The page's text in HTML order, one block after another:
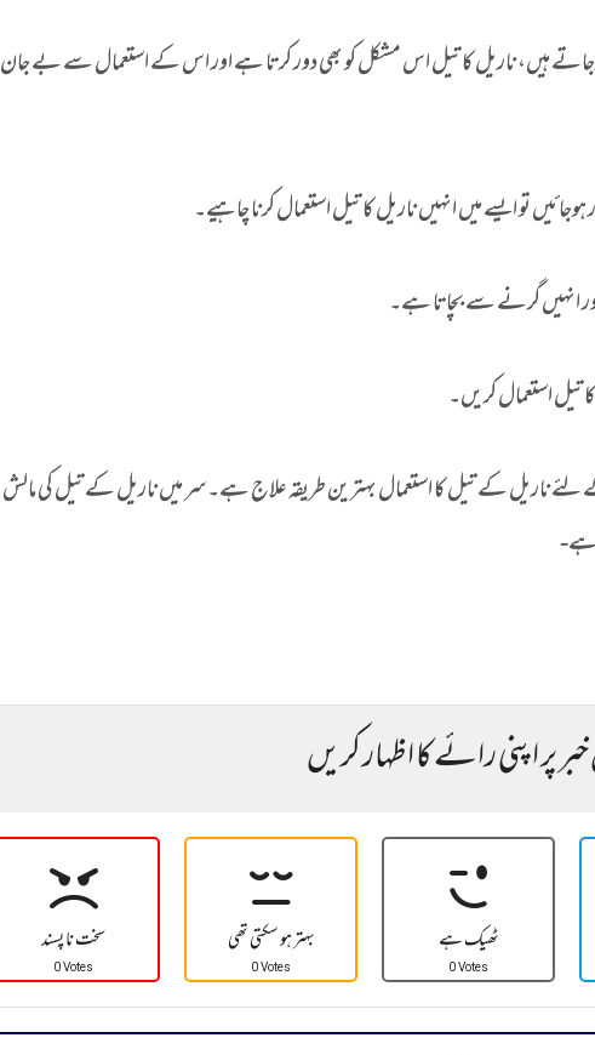
ہیں، ناریل کا تیل اس مشکل کو بھی دور کرتا ہے اور اس کے استعمال سے بے جان
تو ایسے میں انہیں ناریل کا تیل استعمال کرنا چاہیے۔
انہیں گرنے سے بچاتا ہے۔
تیل استعمال کریں۔
لئے ناریل کے تیل کا استعمال بہترین طریقہ علاج ہے۔سر میں ناریل کے تیل کی مالش
ہے-
پر اپنی رائے کا اظہار کریں
سخت نا پسند
0 Votes
بہتر ہو سکتی تھی
0 Votes
ٹھیک ہے
0 Votes